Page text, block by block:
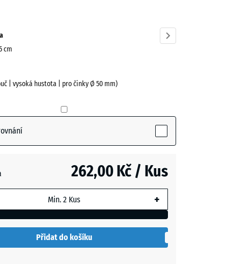
cm
| vysoká hustota | pro činky Ø 50 mm)
262,00 Kč / Kus
+
Přidat do košíku